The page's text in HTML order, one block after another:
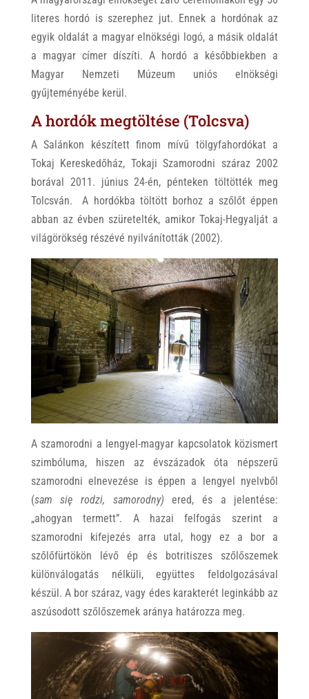
literes hordó is szerephez jut. Ennek a hordónak az
egyik oldalát a magyar elnökségi logó, a másik oldalát
a magyar címer díszíti. A hordó a későbbiekben a
Magyar Nemzeti Múzeum uniós elnökségi
gyűjteményébe kerül.
A hordók megtöltése (Tolcsva)
A Salánkon készített finom mívű tölgyfahordókat a
Tokaj Kereskedőház, Tokaji Szamorodni száraz 2002
borával 2011. június 24-én, pénteken töltötték meg
Tolcsván. A hordókba töltött borhoz a szőlőt éppen
abban az évben szüretelték, amikor Tokaj-Hegyalját a
világörökség részévé nyilvánították (2002).
A szamorodni a lengyel-magyar kapcsolatok közismert
szimbóluma, hiszen az évszázadok óta népszerű
szamorodni elnevezése is éppen a lengyel nyelvből
(sam się rodzi, samorodny) ered, és a jelentése:
„ahogyan termett”. A hazai felfogás szerint a
szamorodni kifejezés arra utal, hogy ez a bor a
szőlőfürtökön lévő ép és botritiszes szőlőszemek
különválogatás nélküli, együttes feldolgozásával
készül. A bor száraz, vagy édes karakterét leginkább az
aszúsodott szőlőszemek aránya határozza meg.